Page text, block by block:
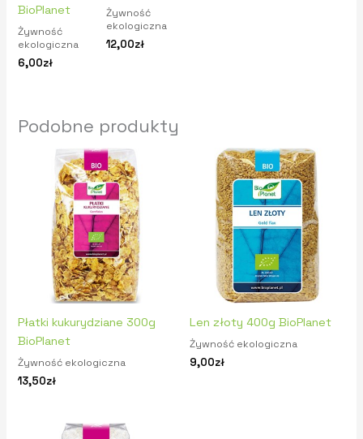
BioPlanet
Żywność
ekologiczna
6,00zł
Żywność
ekologiczna
12,00zł
Podobne produkty
Płatki kukurydziane 300g
BioPlanet
Żywność ekologiczna
13,50zł
Len złoty 400g BioPlanet
Żywność ekologiczna
9,00zł